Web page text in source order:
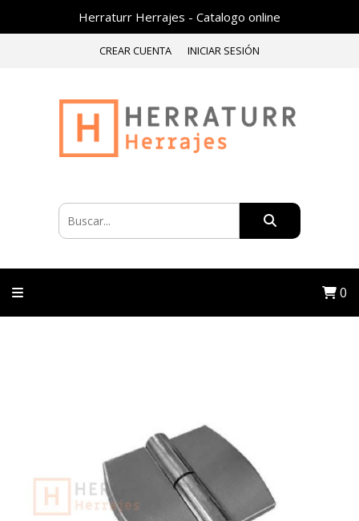
Herraturr Herrajes - Catalogo online
CREAR CUENTA INICIAR SESIÓN
0